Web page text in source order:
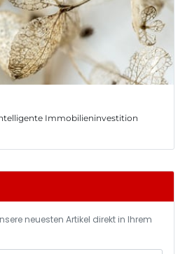
Immobilieninvestition
neuesten Artikel direkt in Ihrem